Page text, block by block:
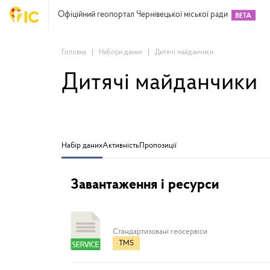
Офіційний геопортал Чернівецької міської ради
Головна Набори даних Дитячі майданчики
Дитячі майданчики
Набір данихАктивність Пропозиції
Завантаження і ресурси
Cтандартизовані геосервіси
TMS